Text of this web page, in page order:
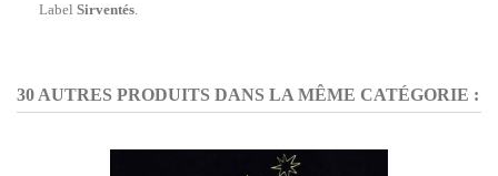
Label Sirventés.
30 AUTRES PRODUITS DANS LA MÊME CATÉGORIE :